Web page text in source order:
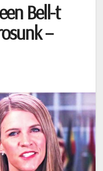
Bell-t
–